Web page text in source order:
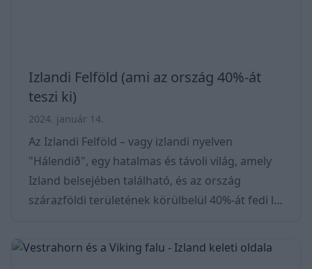
Izlandi Felföld (ami az ország 40%-át
teszi ki)
2024. január 14.
Az Izlandi Felföld – vagy izlandi nyelven
"Hálendið", egy hatalmas és távoli világ, amely
Izland belsejében található, és az ország
szárazföldi területének körülbelül 40%-át fedi le.
tájak, gleccserek és gyér növényzet jellemzi. A
vidéket elsősorban vulkáni és jeges folyamatok